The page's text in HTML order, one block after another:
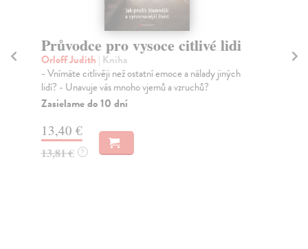
Průvodce pro vysoce citlivé lidi
Orloff Judith | Kniha
- Vnímáte citlivěji než ostatní emoce a nálady jiných
lidí? - Unavuje vás mnoho vjemů a vzruchů?
Zasielame do 10 dní
13,40 €
13,81 € ?